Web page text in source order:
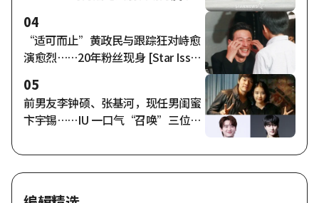
04
“适可而止”黄政民与跟踪狂对峙愈
演愈烈……20年粉丝现身 [Star Issu
05
前男友李钟硕、张基河，现任男闺蜜
卞宇锡……IU 一口气“召唤”三位男
r Issue]